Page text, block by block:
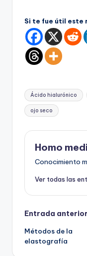
Si te fue útil este
Etiquetas:
Ácido hialurónico
ojo seco
Homo
Conocimiento
Ver todas las
de
Entrada anterior
Métodos de la
elastografía